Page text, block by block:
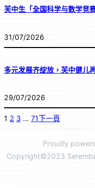
芙中生「全国科学与数学竞
31/07/2026
多元发展齐绽放，芙中健儿
29/07/2026
1 2 3 … 71下一頁
Proudly
Copyright©2023